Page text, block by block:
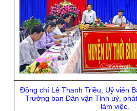
Đồng chí Lê Thanh Triều, Uỷ viên
Trưởng ban Dân vận Tỉnh uỷ,
làm việc.